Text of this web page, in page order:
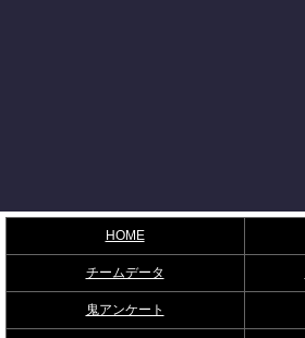
HOME
チームデータ
鬼アンケート